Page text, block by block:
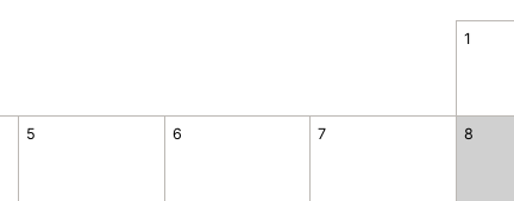
1
5 6 7 8